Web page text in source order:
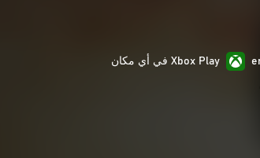
Xbox Play في أي مكان